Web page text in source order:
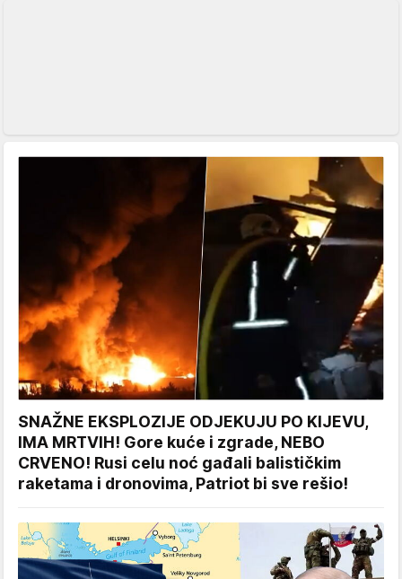
SNAŽNE EKSPLOZIJE ODJEKUJU PO KIJEVU,
IMA MRTVIH! Gore kuće i zgrade, NEBO
CRVENO! Rusi celu noć gađali balističkim
raketama i dronovima, Patriot bi sve rešio!